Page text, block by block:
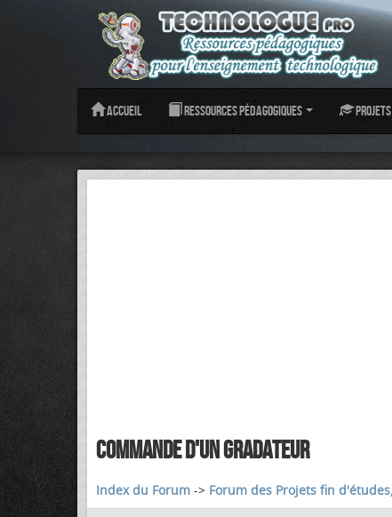
Accueil Ressources pédagogiques
COMMANDE D'UN GRADATEUR
Index du Forum -> Forum des Projets fin